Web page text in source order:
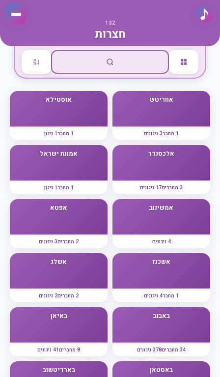
חצרות
132
א
ת
אווריטש
1 מחבר 3 ניגונים
אוסטילא
1 מחבר 1 ניגון
אלכסנדר
3 מחברים 17 ניגונים
אמונת ישראל
1 מחבר 1 ניגון
אמשינוב
4 ניגונים
אפטא
2 מחברים 3 ניגונים
אשכנז
1 מחבר 4 ניגונים
אשלג
2 מחברים 2 ניגונים
באבוב
34 מחברים 378 ניגונים
באיאן
8 מחברים 41 ניגונים
באסטאן בארדיטשוב